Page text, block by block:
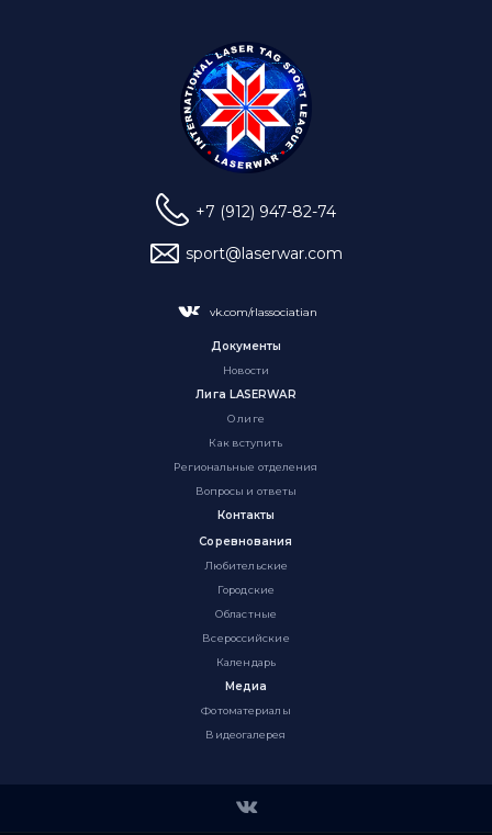
+7 (912) 947-82-74
sport@laserwar.com
vk.com/rlassociatian
Документы
Новости
Лига LASERWAR
О лиге
Как вступить
Региональные отделения
Вопросы и ответы
Контакты
Соревнования
Любительские
Городские
Областные
Всероссийские
Календарь
Медиа
Фотоматериалы
Видеогалерея